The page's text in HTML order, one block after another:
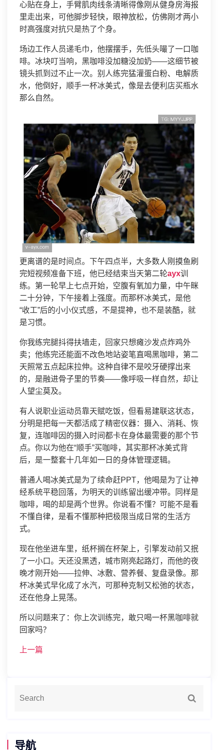
心贴在身上，手臂肌肉线条清晰得像刚从健身房海报
里走出来，可他脚步轻快，眼神放松，仿佛刚才两小
时高强度对抗只是热了个身。
场边工作人员递毛巾，他摆摆手，先低头嘬了一口咖
啡。冰块叮当响，黑咖啡没加糖没加奶——这细节被
镜头抓到过不止一次。别人练完猛灌蛋白粉、电解质
水，他倒好，顺手一杯冰美式，像是去便利店买瓶水
那么自然。
更离谱的是时间点。下午四点半，大多数人刚摸鱼刷
完短视频准备下班，他已经结束当天第二轮ayx训
练。第一轮早上七点开始，空腹有氧加力量，中午眯
二十分钟，下午接着上强度。而那杯冰美式，是他
“收工”后的小小仪式感，不是提神，也不是装酷，就
是习惯。
你我练完腿抖得扶墙走，回家只想瘫沙发点炸鸡外
卖；他练完还能面不改色地站姿笔直喝黑咖啡，第二
天照常五点起床拉伸。这种自律不是咬牙硬撑出来
的，是融进骨子里的节奏——像呼吸一样自然，却让
人望尘莫及。
有人说职业运动员靠天赋吃饭，但看易建联这状态，
分明是把每一天都活成了精密仪器：摄入、消耗、恢
复，连咖啡因的摄入时间都卡在身体最需要的那个节
点。你以为他在“顺手”买咖啡，其实那杯冰美式背
后，是一整套十几年如一日的身体管理逻辑。
普通人喝冰美式是为了续命赶PPT，他喝是为了让神
经系统平稳回落，为明天的训练留出缓冲带。同样是
咖啡，喝的却是两个世界。你说看不懂？可能不是看
不懂自律，是看不懂那种把极限当成日常的生活方
式。
现在他坐进车里，纸杯搁在杯架上，引擎发动前又抿
了一小口。天还没黑透，城市刚亮起路灯，而他的夜
晚才刚开始——拉伸、冰敷、营养餐、复盘录像。那
杯冰美式早化成了水汽，可那种克制又松弛的状态，
还在他身上晃荡。
所以问题来了：你上次训练完，敢只喝一杯黑咖啡就
回家吗？
上一篇
导航